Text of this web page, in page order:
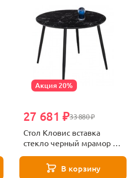
Акция 20%
33 880 ₽
27 681 ₽
Стол Кловис вставка
стекло черный мрамор /
В корзину